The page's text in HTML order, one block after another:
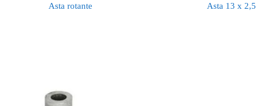
Asta rotante Asta 13 x 2,5